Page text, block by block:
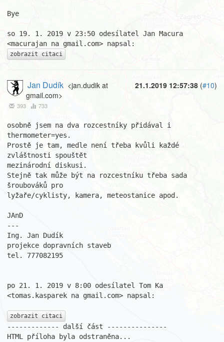
Bye
so 19. 1. 2019 v 23:50 odesílatel Jan Macura
zobrazit citaci
21.1.2019 12:57:38 (#10)
Jan Dudík <jan.dudik at
gmail.com>
393 733
osobně jsem na dva rozcestníky přidával i
thermometer=yes.
Prostě je tam, medle není třeba kvůli každé
zvláštnosti spouštět
mezinárodní diskusi.
Stejně tak může být na rozcestníku třeba sada
šroubováků pro
lyžaře/cyklisty, kamera, meteostanice apod.
JAnD
---
Ing. Jan Dudík
projekce dopravních staveb
tel. 777082195
po 21. 1. 2019 v 8:00 odesílatel Tom Ka
<tomas.kasparek na gmail.com> napsal:
zobrazit citaci
------------- další část ---------------
HTML příloha byla odstraněna...